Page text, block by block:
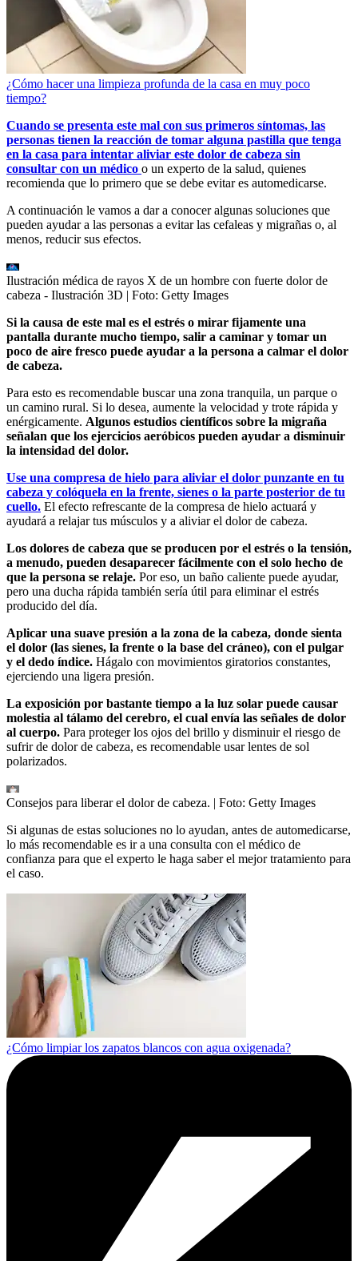
¿Cómo hacer una limpieza profunda de la casa en muy poco
tiempo?
Cuando se presenta este mal con sus primeros síntomas, las
personas tienen la reacción de tomar alguna pastilla que tenga
en la casa para intentar aliviar este dolor de cabeza sin
consultar con un médico o un experto de la salud, quienes
recomienda que lo primero que se debe evitar es automedicarse.
A continuación le vamos a dar a conocer algunas soluciones que
pueden ayudar a las personas a evitar las cefaleas y migrañas o, al
menos, reducir sus efectos.
Ilustración médica de rayos X de un hombre con fuerte dolor de
cabeza - Ilustración 3D | Foto: Getty Images
Si la causa de este mal es el estrés o mirar fijamente una
pantalla durante mucho tiempo, salir a caminar y tomar un
poco de aire fresco puede ayudar a la persona a calmar el dolor
de cabeza.
Para esto es recomendable buscar una zona tranquila, un parque o
un camino rural. Si lo desea, aumente la velocidad y trote rápida y
enérgicamente. Algunos estudios científicos sobre la migraña
señalan que los ejercicios aeróbicos pueden ayudar a disminuir
la intensidad del dolor.
Use una compresa de hielo para aliviar el dolor punzante en tu
cabeza y colóquela en la frente, sienes o la parte posterior de tu
cuello. El efecto refrescante de la compresa de hielo actuará y
ayudará a relajar tus músculos y a aliviar el dolor de cabeza.
Los dolores de cabeza que se producen por el estrés o la tensión,
a menudo, pueden desaparecer fácilmente con el solo hecho de
que la persona se relaje. Por eso, un baño caliente puede ayudar,
pero una ducha rápida también sería útil para eliminar el estrés
producido del día.
Aplicar una suave presión a la zona de la cabeza, donde sienta
el dolor (las sienes, la frente o la base del cráneo), con el pulgar
y el dedo índice. Hágalo con movimientos giratorios constantes,
ejerciendo una ligera presión.
La exposición por bastante tiempo a la luz solar puede causar
molestia al tálamo del cerebro, el cual envía las señales de dolor
al cuerpo. Para proteger los ojos del brillo y disminuir el riesgo de
sufrir de dolor de cabeza, es recomendable usar lentes de sol
polarizados.
Consejos para liberar el dolor de cabeza. | Foto: Getty Images
Si algunas de estas soluciones no lo ayudan, antes de automedicarse,
lo más recomendable es ir a una consulta con el médico de
confianza para que el experto le haga saber el mejor tratamiento para
el caso.
¿Cómo limpiar los zapatos blancos con agua oxigenada?